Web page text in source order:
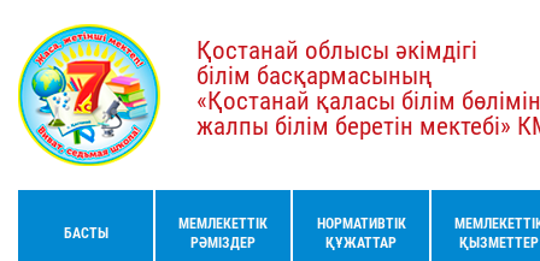
Қостанай облысы әкімдігі
білім басқармасының
«Қостанай қаласы білім
жалпы білім беретін мектебі»
БАСТЫ
МЕМЛЕКЕТТІК
РӘМІЗДЕР
НОРМАТИВТІК
ҚҰЖАТТАР
ҚЫЗМЕТТЕР